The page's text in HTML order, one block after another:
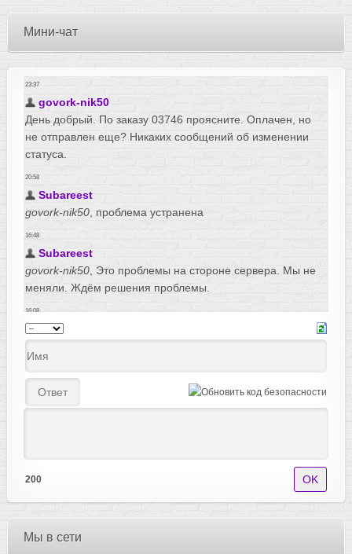
Мини-чат
200
Мы в сети